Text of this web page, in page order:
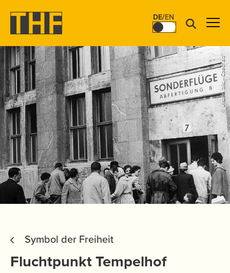
DE/EN
© ullstein bild - Czechatz
Symbol der Freiheit
Fluchtpunkt Tempelhof